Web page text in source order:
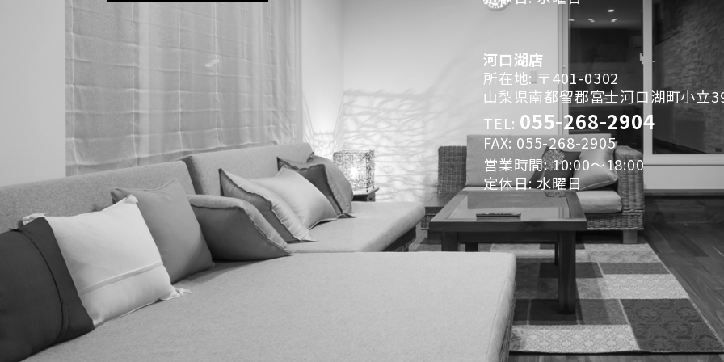
河口湖店
所在地: 〒401-0302
山梨県南都留郡富士河口湖町小立
TEL: 055-268-2904
FAX: 055-268-2905
営業時間: 10:00～18:00
定休日: 水曜日